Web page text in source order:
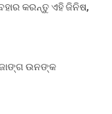
କରନ୍ତୁ ଏହି ଜିନିଷ,
ଉନଙ୍କ